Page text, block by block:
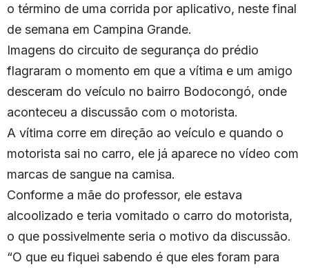
o término de uma corrida por aplicativo, neste final
de semana em Campina Grande.
Imagens do circuito de segurança do prédio
flagraram o momento em que a vítima e um amigo
desceram do veículo no bairro Bodocongó, onde
aconteceu a discussão com o motorista.
A vítima corre em direção ao veículo e quando o
motorista sai no carro, ele já aparece no vídeo com
marcas de sangue na camisa.
Conforme a mãe do professor, ele estava
alcoolizado e teria vomitado o carro do motorista,
o que possivelmente seria o motivo da discussão.
“O que eu fiquei sabendo é que eles foram para